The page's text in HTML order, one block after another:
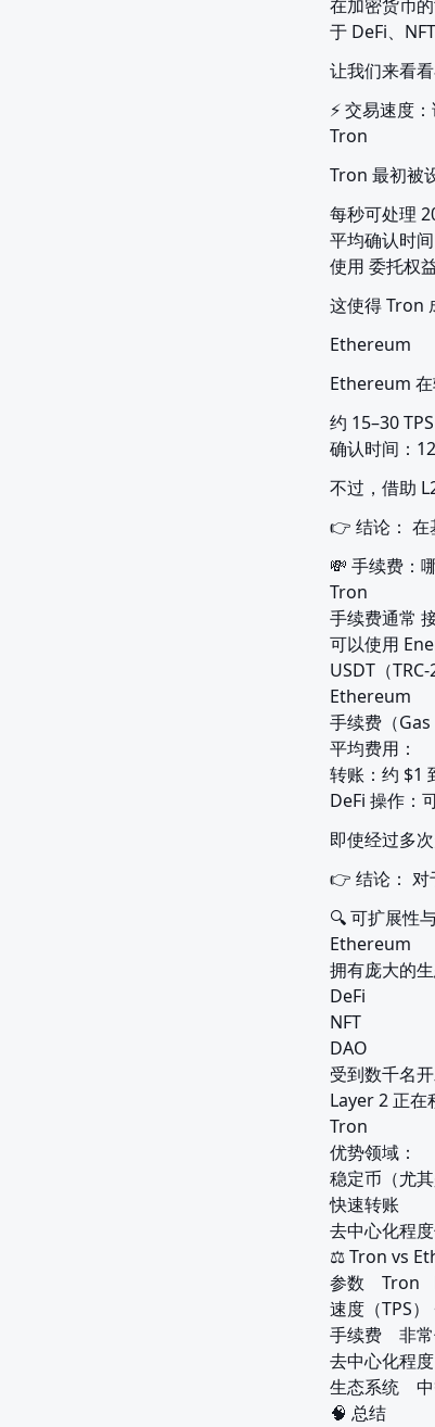
在加密货币
于 DeFi、
让我们来看
⚡ 交易速度
Tron
Tron 最初被
每秒可处理
平均确认时
使用 委托权
这使得 Tron
Ethereum
Ethereum 在
约 15–30
确认时间：
不过，借助
👉 结论： 在
💸 手续费：
Tron
手续费通常
可以使用
USDT（
Ethereum
手续费（
平均费用：
转账：约 $1
DeFi 操作：
即使经过多
👉 结论： 对
🔍 可扩展性
Ethereum
拥有庞大的生
DeFi
NFT
DAO
受到数千名
Layer 2 正在
Tron
优势领域：
稳定币（尤其
快速转账
去中心化程
⚖️ Tron vs
参数	Tron	Ethereum
速度（TPS）	~2000+	~15–30
手续费	非常低 / 0	较高
去中心化程度	较低	较高
生态系统	中等	非常发达
🧠 总结